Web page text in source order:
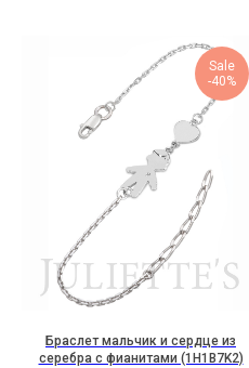
Sale
-40%
Браслет мальчик и сердце из
серебра с фианитами (1H1B7K2)